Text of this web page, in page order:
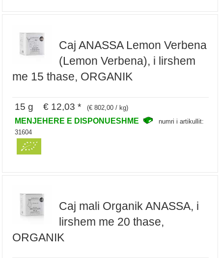
Caj ANASSA Lemon Verbena
(Lemon Verbena), i lirshem
me 15 thase, ORGANIK
15 g € 12,03 * (€ 802,00 / kg)
MENJEHERE E DISPONUESHME
numri i artikullit:
31604
Caj mali Organik ANASSA, i
lirshem me 20 thase,
ORGANIK